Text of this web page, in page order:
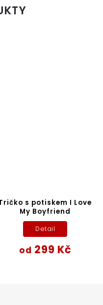
s potiskem I Love
My Boyfriend
od 299 Kč
Detail